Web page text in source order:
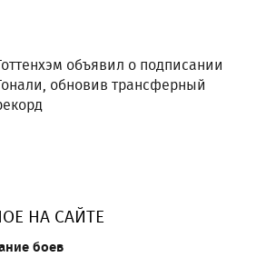
объявил о подписании
обновив трансферный
НА САЙТЕ
боев